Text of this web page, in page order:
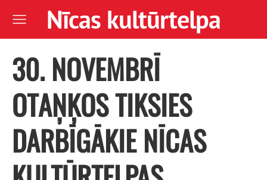
Nīcas kultūrtelpa
30. NOVEMBRĪ
OTAŅĶOS TIKSIES
DARBĪGĀKIE NĪCAS